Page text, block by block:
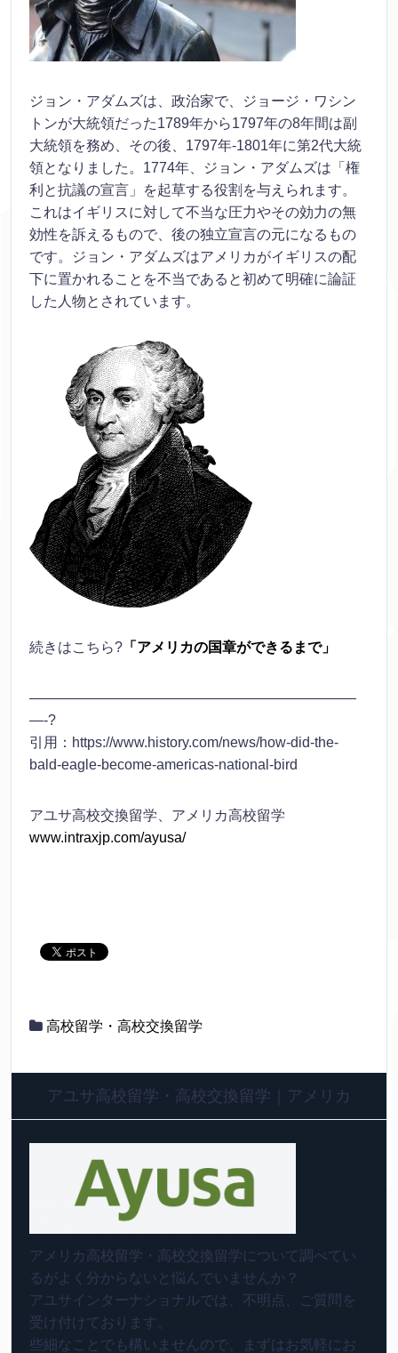
ジョン・アダムズは、政治家で、ジョージ・ワシン
トンが大統領だった1789年から1797年の8年間は副
大統領を務め、その後、1797年-1801年に第2代大統
領となりました。1774年、ジョン・アダムズは「権
利と抗議の宣言」を起草する役割を与えられます。
これはイギリスに対して不当な圧力やその効力の無
効性を訴えるもので、後の独立宣言の元になるもの
です。ジョン・アダムズはアメリカがイギリスの配
下に置かれることを不当であると初めて明確に論証
した人物とされています。
続きはこちら? 「アメリカの国章ができるまで」
———————————————————————
—-?
引用：https://www.history.com/news/how-did-the-
bald-eagle-become-americas-national-bird
アユサ高校交換留学、アメリカ高校留学
www.intraxjp.com/ayusa/
高校留学・高校交換留学
アユサ高校留学・高校交換留学｜アメリカ
アメリカ高校留学・高校交換留学について調べてい
るがよく分からないと悩んでいませんか？
アユサインターナショナルでは、不明点、ご質問を
受け付けております。
些細なことでも構いませんので、まずはお気軽にお